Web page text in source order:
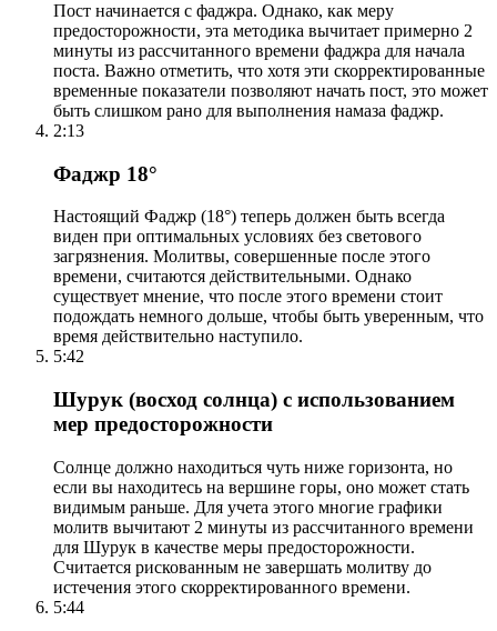
Пост начинается с фаджра. Однако, как меру
предосторожности, эта методика вычитает примерно 2
минуты из рассчитанного времени фаджра для начала
поста. Важно отметить, что хотя эти скорректированные
временные показатели позволяют начать пост, это может
быть слишком рано для выполнения намаза фаджр.
2:13
Фаджр 18°
Настоящий Фаджр (18°) теперь должен быть всегда
виден при оптимальных условиях без светового
загрязнения. Молитвы, совершенные после этого
времени, считаются действительными. Однако
существует мнение, что после этого времени стоит
подождать немного дольше, чтобы быть уверенным, что
время действительно наступило.
5:42
Шурук (восход солнца) с использованием
мер предосторожности
Солнце должно находиться чуть ниже горизонта, но
если вы находитесь на вершине горы, оно может стать
видимым раньше. Для учета этого многие графики
молитв вычитают 2 минуты из рассчитанного времени
для Шурук в качестве меры предосторожности.
Считается рискованным не завершать молитву до
истечения этого скорректированного времени.
5:44